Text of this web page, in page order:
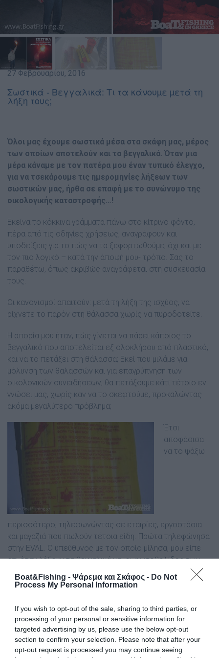
Boat&Fishing - Ψάρεμα και Σκάφος - Do Not
Process My Personal Information
If you wish to opt-out of the sale, sharing to third parties, or
processing of your personal or sensitive information for
targeted advertising by us, please use the below opt-out
section to confirm your selection. Please note that after your
opt-out request is processed you may continue seeing
27 Φεβρουαρίου, 2016
Σωστικά - Βεγγαλικά: Τι τα κάνουµε µετά τη
λήξη τους;
Όλοι µας έχουµε σωστικά µέσα στα σκάφη µας, µέρος
των οποίων αποτελούν και τα βεγγαλικά. Όταν µια
µέρα κάναµε µε τον πατέρα µου έναν τυπικό έλεγχο,
για να τσεκάρουµε τις ηµεροµηνίες λήξεων των
σωστικών µας, ήρθα σε επαφή µε το συνώνυµο της
οικολογικής καταστροφής…!
Εκείνα το κόκκινα γράµµατα πάνω στο κίτρινο φόντο,
πέρα από τις οδηγίες χρήσεως, αναγράφουν και
υποδείξεις για το πώς να τα ξεφορτωθούµε, όχι και µε
τον πιο λογικό – κατά την άποψή µου- τρόπο. Σας το
παραθέτω, όπως ακριβώς αναγράφεται στη συσκευασία
τους.
Οι κανονισµοί απαιτούν: µετά τη λήξη της ισχύος, να
ρίχνετε το παρόν στη θάλασσα χωρίς να πυροδοτείτε.
Η απορία µου ήταν, πώς γίνεται να πάρει κάποιος το
βεγγαλικό που αποτελείται εξ ολοκλήρου από πλαστικό,
και να το πετάξει στη θάλασσα; Εκεί που µιλάµε για
µόλυνση των θαλασσών και για επαγρύπνηση των
οικολογικών συνειδήσεων, θα πετάξουµε κάτι τέτοιο εν
γνώσει µας, χωρίς καν να το σκεφτούµε, προκαλώντας
ακόµα µεγαλύτερο πρόβληµα;
Έτσι
αποφάσισα
να το ψάξω
περισσότερο, τηλεφωνώντας σε εταιρίες, εργοστάσια
και µαγαζιά που πωλούν τέτοια είδη. Πρώτα τηλεφώνησα
στην EVAL. Ο υπεύθυνος µε τον οποίο µίλησα, µου είπε
ότι όταν λήξουν τα βεγγαλικά και οι φωτοβολίδες των
πελατών τους, κάποιοι τα επιστρέφουν στα
καταστήµατα, άλλοι τα πετάνε σε κάδους απορριµµάτων
εργοστάσια παραγωγής και κάποιοι άλλοι τα ρίχνουν
κατευθείαν στη θάλασσα, όπως ακριβώς αναγράφεται
στις οδηγίες. Το εντυπωσιακό είναι, πως το λιµενικό µου
είπε ότι έχει πιάσει ουκ ολίγες φορές ανθρώπους να
πετάνε τα ληγµένα τους βεγγαλικά στη θάλασσα, και τους